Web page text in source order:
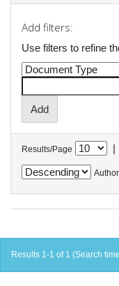
Add filters:
Use filters to refine
Results/Page |
Results 1-1 of 1 (Search